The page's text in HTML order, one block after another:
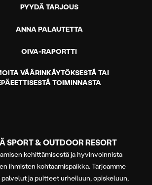
PYYDÄ TARJOUS
ANNA PALAUTETTA
OIVA-RAPORTTI
VÄÄRINKÄYTÖKSESTÄ TAI
TOIMINNASTA
SPORT & OUTDOOR RESORT
kehittämisestä ja hyvinvoinnista
ihmisten kohtaamispaikka. Tarjoamme
ja puitteet urheiluun, opiskeluun,